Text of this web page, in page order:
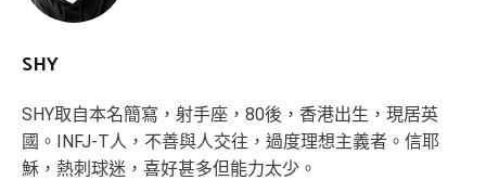
SHY
SHY取自本名簡寫，射手座，80後，香港出生，現居英
國。INFJ-T人，不善與人交往，過度理想主義者。信耶
穌，熱刺球迷，喜好甚多但能力太少。